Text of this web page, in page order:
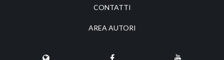
CONTATTI
AREA AUTORI